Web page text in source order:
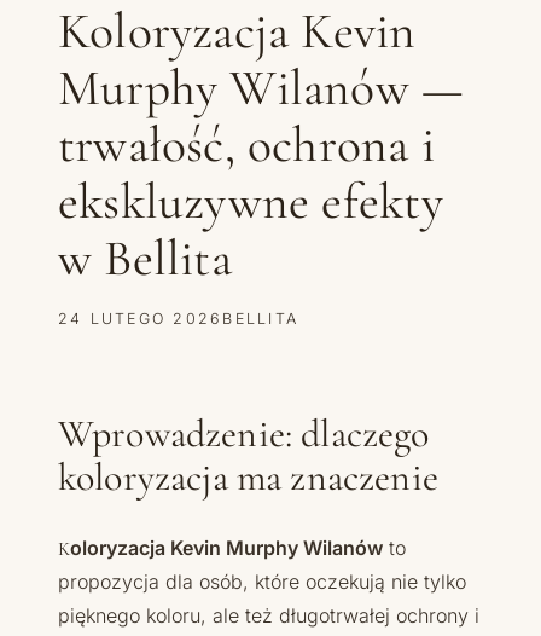
Koloryzacja Kevin
Murphy Wilanów —
trwałość, ochrona i
ekskluzywne efekty
w Bellita
24 LUTEGO 2026 BELLITA
Wprowadzenie: dlaczego
koloryzacja ma znaczenie
Koloryzacja Kevin Murphy Wilanów to
propozycja dla osób, które oczekują nie tylko
pięknego koloru, ale też długotrwałej ochrony i